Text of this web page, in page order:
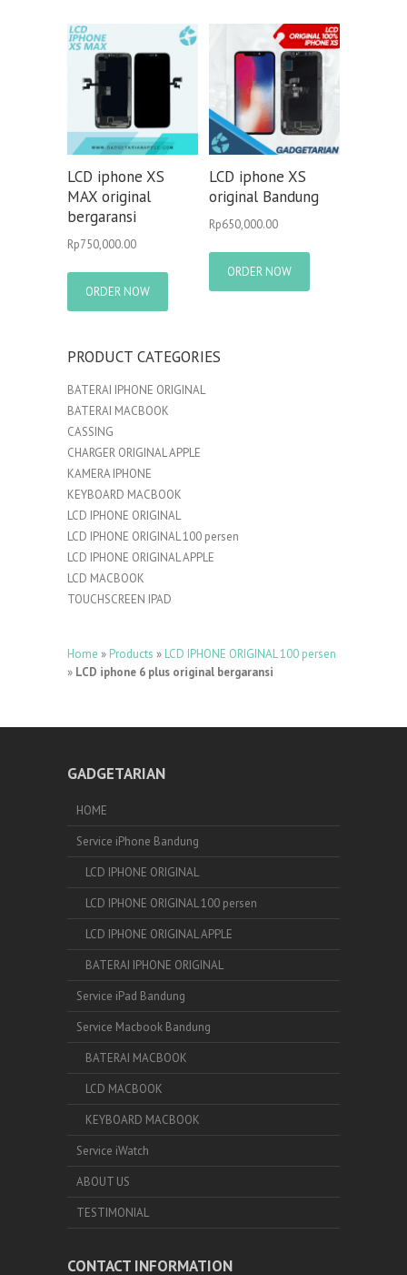
LCD iphone XS
MAX original
bergaransi
Rp750,000.00
ORDER NOW
LCD iphone XS
original Bandung
Rp650,000.00
ORDER NOW
PRODUCT CATEGORIES
BATERAI IPHONE ORIGINAL
BATERAI MACBOOK
CASSING
CHARGER ORIGINAL APPLE
KAMERA IPHONE
KEYBOARD MACBOOK
LCD IPHONE ORIGINAL
LCD IPHONE ORIGINAL 100 persen
LCD IPHONE ORIGINAL APPLE
LCD MACBOOK
TOUCHSCREEN IPAD
Home » Products » LCD IPHONE ORIGINAL 100 persen
» LCD iphone 6 plus original bergaransi
GADGETARIAN
HOME
Service iPhone Bandung
LCD IPHONE ORIGINAL
LCD IPHONE ORIGINAL 100 persen
LCD IPHONE ORIGINAL APPLE
BATERAI IPHONE ORIGINAL
Service iPad Bandung
Service Macbook Bandung
BATERAI MACBOOK
LCD MACBOOK
KEYBOARD MACBOOK
Service iWatch
ABOUT US
TESTIMONIAL
CONTACT INFORMATION